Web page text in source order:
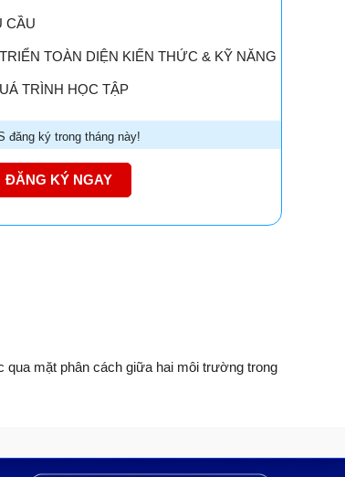
CẦU
TOÀN DIỆN KIẾN THỨC & KỸ NĂNG
TRÌNH HỌC TẬP
đăng ký trong tháng này!
ĐĂNG KÝ NGAY
mặt phân cách giữa hai môi trường trong